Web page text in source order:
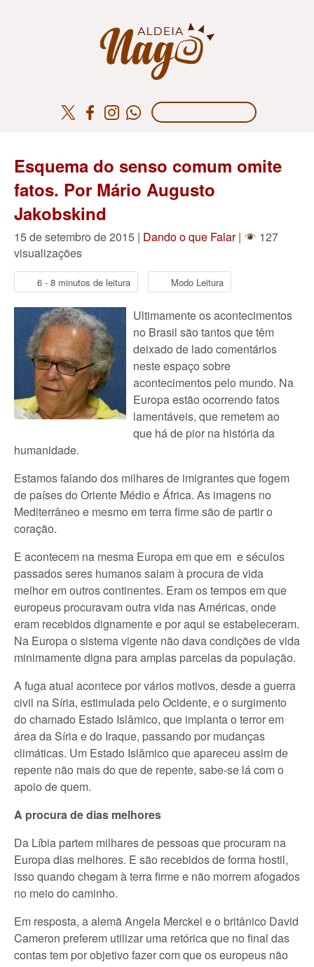
Esquema do senso comum omite
fatos. Por Mário Augusto
Jakobskind
15 de setembro de 2015 | Dando o que Falar|
127
visualizações
6 - 8 minutos de leitura Modo Leitura
Ultimamente os acontecimentos
no Brasil são tantos que têm
deixado de lado comentários
neste espaço sobre
acontecimentos pelo mundo. Na
Europa estão ocorrendo fatos
lamentáveis, que remetem ao
que há de pior na história da
humanidade.
Estamos falando dos milhares de imigrantes que fogem
de países do Oriente Médio e África. As imagens no
Mediterrâneo e mesmo em terra firme são de partir o
coração.
E acontecem na mesma Europa em que em e séculos
passados seres humanos saiam à procura de vida
melhor em outros continentes. Eram os tempos em que
europeus procuravam outra vida nas Américas, onde
eram recebidos dignamente e por aqui se estabeleceram.
Na Europa o sistema vigente não dava condições de vida
minimamente digna para amplas parcelas da população.
A fuga atual acontece por vários motivos, desde a guerra
civil na Síria, estimulada pelo Ocidente, e o surgimento
do chamado Estado Islâmico, que implanta o terror em
área da Síria e do Iraque, passando por mudanças
climáticas. Um Estado Islâmico que apareceu assim de
repente não mais do que de repente, sabe-se lá com o
apoio de quem.
A procura de dias melhores
Da Líbia partem milhares de pessoas que procuram na
Europa dias melhores. E são recebidos de forma hostil,
isso quando chegam à terra firme e não morrem afogados
no meio do caminho.
Em resposta, a alemã Angela Merckel e o britânico David
Cameron preferem utilizar uma retórica que no final das
contas tem por objetivo fazer com que os europeus não